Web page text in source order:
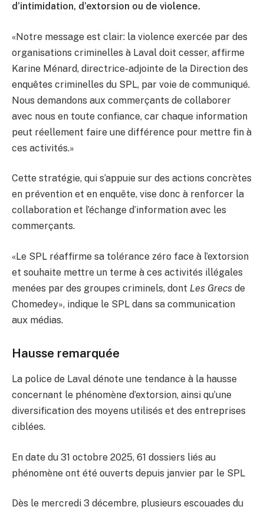
d’intimidation, d’extorsion ou de violence.
«Notre message est clair: la violence exercée par des
organisations criminelles à Laval doit cesser, affirme
Karine Ménard, directrice-adjointe de la Direction des
enquêtes criminelles du SPL, par voie de communiqué.
Nous demandons aux commerçants de collaborer
avec nous en toute confiance, car chaque information
peut réellement faire une différence pour mettre fin à
ces activités.»
Cette stratégie, qui s’appuie sur des actions concrètes
en prévention et en enquête, vise donc à renforcer la
collaboration et l’échange d’information avec les
commerçants.
«Le SPL réaffirme sa tolérance zéro face à l’extorsion
et souhaite mettre un terme à ces activités illégales
menées par des groupes criminels, dont Les Grecs de
Chomedey», indique le SPL dans sa communication
aux médias.
Hausse remarquée
La police de Laval dénote une tendance à la hausse
concernant le phénomène d’extorsion, ainsi qu’une
diversification des moyens utilisés et des entreprises
ciblées.
En date du 31 octobre 2025, 61 dossiers liés au
phénomène ont été ouverts depuis janvier par le SPL
Dès le mercredi 3 décembre, plusieurs escouades du